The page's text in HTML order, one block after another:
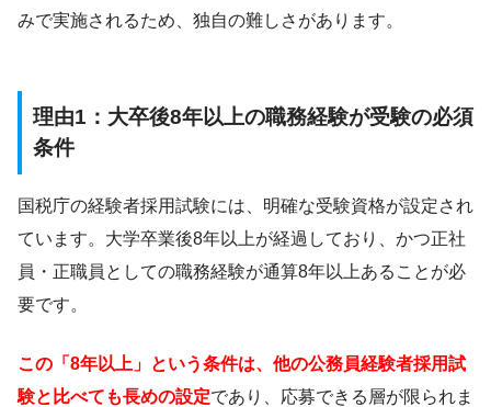
みで実施されるため、独自の難しさがあります。
理由1：大卒後8年以上の職務経験が受験の必須
条件
国税庁の経験者採用試験には、明確な受験資格が設定され
ています。大学卒業後8年以上が経過しており、かつ正社
員・正職員としての職務経験が通算8年以上あることが必
要です。
この「8年以上」という条件は、他の公務員経験者採用試
験と比べても長めの設定であり、応募できる層が限られま